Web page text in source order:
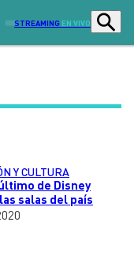
STREAMING EN VIVO
Economía
Sostenibilidad
Y CULTURA
de Disney
salas del país